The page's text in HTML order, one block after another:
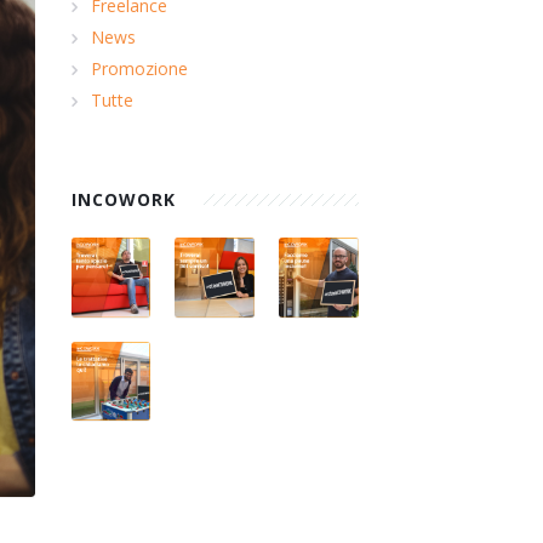
Freelance
News
Promozione
Tutte
INCOWORK